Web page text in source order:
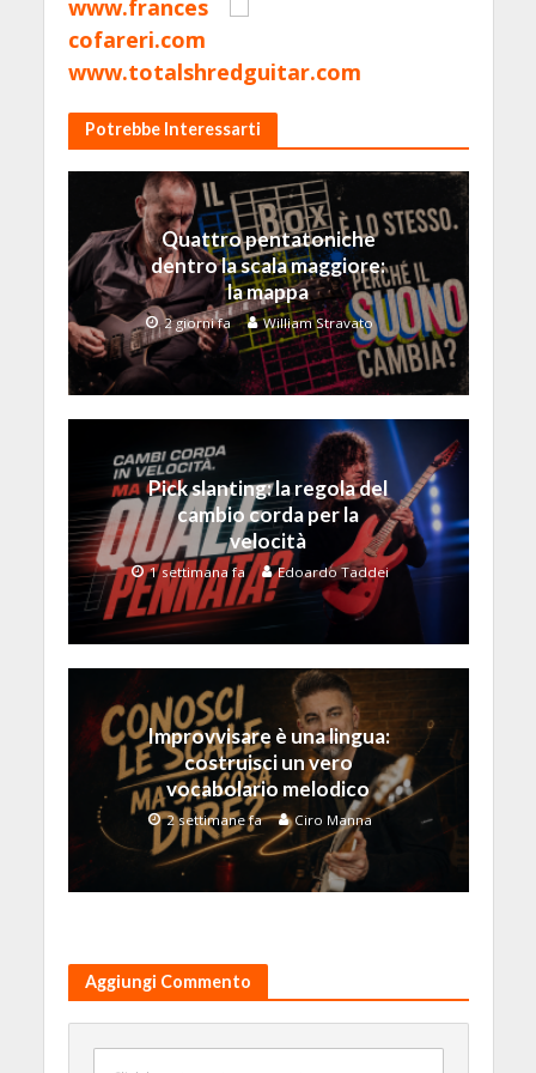
www.frances
cofareri.com
www.totalshredguitar.com
Potrebbe Interessarti
Quattro pentatoniche
dentro la scala maggiore:
la mappa
2 giorni fa William Stravato
Pick slanting: la regola del
cambio corda per la
velocità
1 settimana fa Edoardo Taddei
Improvvisare è una lingua:
costruisci un vero
vocabolario melodico
2 settimane fa Ciro Manna
Aggiungi Commento